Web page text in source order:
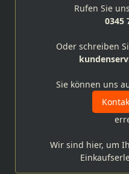
Rufen Sie
0345
Oder schreiben
Sie können uns
Wir sind hier, um